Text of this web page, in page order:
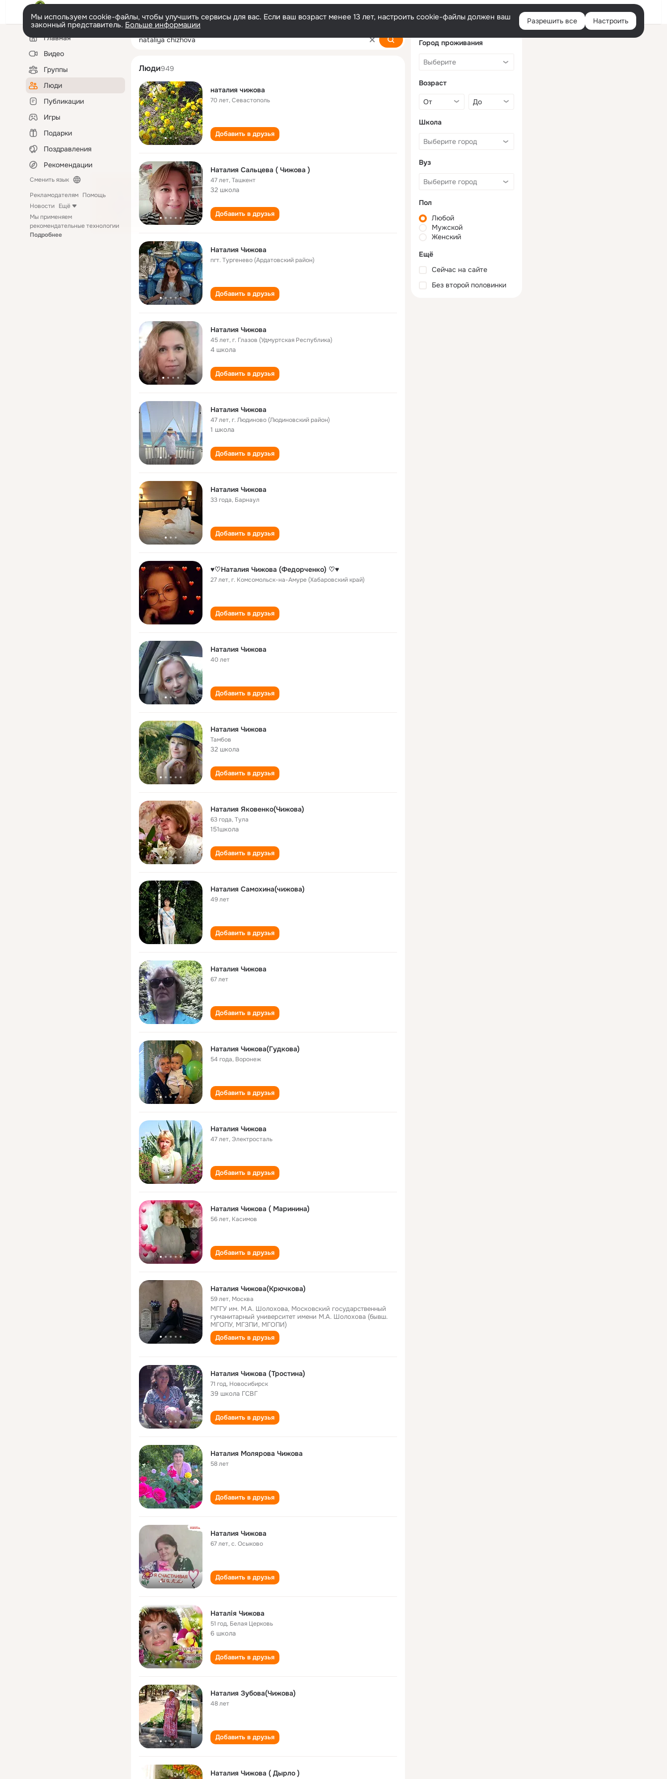
Войти
Мы используем cookie-файлы, чтобы улучшить сервисы для вас. Если ваш возраст менее 13 лет, настроить cookie-файлы должен ваш
законный представитель. Больше информации Разрешить все Настроить
Левая
колонкаГлавная
Видео
Группы
Люди
Публикации
Игры
Подарки
Поздравления
Рекомендации
Сменить язык
Рекламодателям Помощь
Новости Ещё
Мы применяем
рекомендательные технологии
Подробнее
nataliya chizhova
Люди949
наталия чижова
70 лет,Севастополь
Добавить в друзья
Наталия Сальцева ( Чижова )
47 лет,Ташкент
32 школа
Добавить в друзья
Наталия Чижова
пгт. Тургенево (Ардатовский район)
Добавить в друзья
Наталия Чижова
45 лет,г. Глазов (Удмуртская Республика)
4 школа
Добавить в друзья
Наталия Чижова
47 лет,г. Людиново (Людиновский район)
1 школа
Добавить в друзья
Наталия Чижова
33 года, Барнаул
Добавить в друзья
♥♡Наталия Чижова (Федорченко) ♡♥
27 лет,г. Комсомольск-на-Амуре (Хабаровский край)
Добавить в друзья
Наталия Чижова
40 лет
Добавить в друзья
Наталия Чижова
Тамбов
32 школа
Добавить в друзья
Наталия Яковенко(Чижова)
63 года,Тула
151школа
Добавить в друзья
Наталия Самохина(чижова)
49 лет
Добавить в друзья
Наталия Чижова
67 лет
Добавить в друзья
Наталия Чижова(Гудкова)
54 года, Воронеж
Добавить в друзья
Наталия Чижова
47 лет, Электросталь
Добавить в друзья
Наталия Чижова ( Маринина)
56 лет, Касимов
Добавить в друзья
Наталия Чижова(Крючкова)
59 лет, Москва
МГГУ им. М.А. Шолохова, Московский государственный
гуманитарный университет имени М.А. Шолохова (бывш.
МГОПУ, МГЗПИ, МГОПИ)
Добавить в друзья
Наталия Чижова (Тростина)
71 год, Новосибирск
39 школа ГСВГ
Добавить в друзья
Наталия Молярова Чижова
58 лет
Добавить в друзья
Наталия Чижова
67 лет,с. Осыково
Добавить в друзья
Наталія Чижова
51 год, Белая Церковь
6 школа
Добавить в друзья
Наталия Зубова(Чижова)
48 лет
Добавить в друзья
Наталия Чижова ( Дырло )
Город проживания
Возраст
Школа
Вуз
Пол
Любой
Мужской
Женский
Ещё
Сейчас на сайте
Без второй половинки